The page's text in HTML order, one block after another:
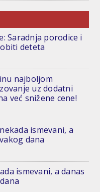
Saradnja porodice i
deteta
najboljom
uz dodatni
već snižene cene!
ismevani, a
dana
ismevani, a danas